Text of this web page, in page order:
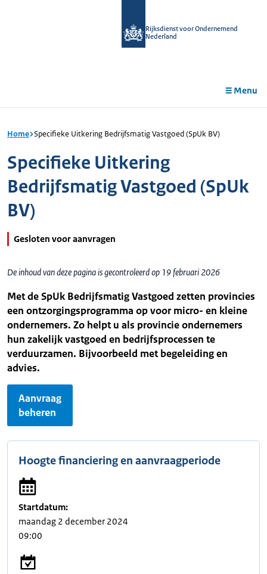
Rijksdienst voor Ondernemend
Nederland
Menu
Home Specifieke Uitkering Bedrijfsmatig Vastgoed (SpUk BV)
Specifieke Uitkering
Bedrijfsmatig Vastgoed (SpUk
BV)
Gesloten voor aanvragen
De inhoud van deze pagina is gecontroleerd op 19 februari 2026
Met de SpUk Bedrijfsmatig Vastgoed zetten provincies
een ontzorgingsprogramma op voor micro- en kleine
ondernemers. Zo helpt u als provincie ondernemers
hun zakelijk vastgoed en bedrijfsprocessen te
verduurzamen. Bijvoorbeeld met begeleiding en
advies.
Aanvraag
beheren
Hoogte financiering en aanvraagperiode
Startdatum:
maandag 2 december 2024
09:00